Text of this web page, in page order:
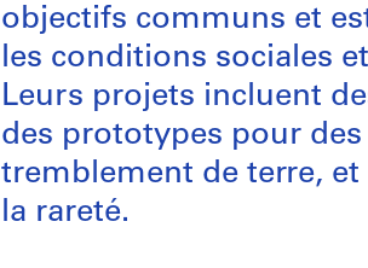
objectifs communs et
les conditions sociales
Leurs projets incluent
des prototypes pour
tremblement de terre, et
la rareté.